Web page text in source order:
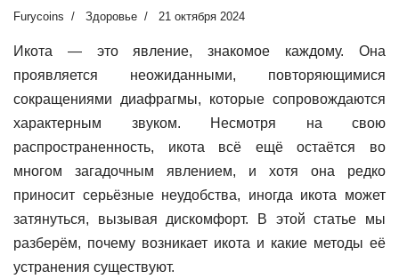
Furycoins Здоровье 21 октября 2024
Икота — это явление, знакомое каждому. Она
проявляется неожиданными, повторяющимися
сокращениями диафрагмы, которые сопровождаются
характерным звуком. Несмотря на свою
распространенность, икота всё ещё остаётся во
многом загадочным явлением, и хотя она редко
приносит серьёзные неудобства, иногда икота может
затянуться, вызывая дискомфорт. В этой статье мы
разберём, почему возникает икота и какие методы её
устранения существуют.